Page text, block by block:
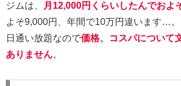
ジムは、
月12,000円くらいしたんでおよ
よそ9,000円、年間で10万円違います…
日通い放題なので価格、コスパについて
ありません。